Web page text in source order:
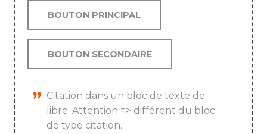
BOUTON PRINCIPAL
BOUTON SECONDAIRE
Citation dans un bloc de texte de
libre. Attention => différent du bloc
de type citation.